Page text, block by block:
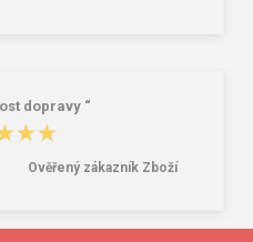
dopravy “
Ověřený zákazník Zboží